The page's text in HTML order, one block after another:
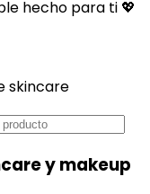
hecho para ti 💖
skincare
y makeup